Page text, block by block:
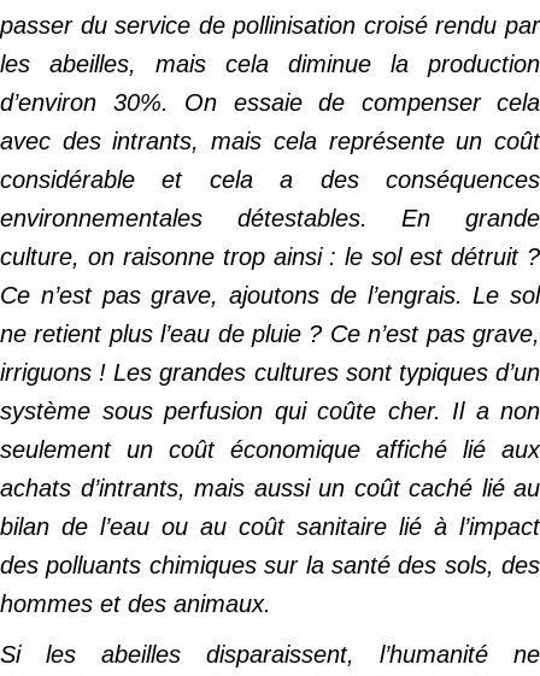
passer du service de pollinisation croisé rendu par
les abeilles, mais cela diminue la production
d’environ 30%. On essaie de compenser cela
avec des intrants, mais cela représente un coût
considérable et cela a des conséquences
environnementales détestables. En grande
culture, on raisonne trop ainsi : le sol est détruit ?
Ce n’est pas grave, ajoutons de l’engrais. Le sol
ne retient plus l’eau de pluie ? Ce n’est pas grave,
irriguons ! Les grandes cultures sont typiques d’un
système sous perfusion qui coûte cher. Il a non
seulement un coût économique affiché lié aux
achats d’intrants, mais aussi un coût caché lié au
bilan de l’eau ou au coût sanitaire lié à l’impact
des polluants chimiques sur la santé des sols, des
hommes et des animaux.
Si les abeilles disparaissent, l’humanité ne